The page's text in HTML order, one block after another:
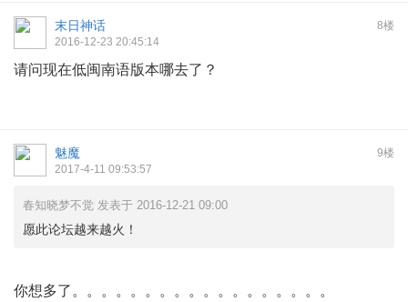
8楼
末日神话
2016-12-23 20:45:14
请问现在低闽南语版本哪去了？
9楼
魅魔
2017-4-11 09:53:57
春知晓梦不觉 发表于 2016-12-21 09:00
愿此论坛越来越火！
你想多了。。。。。。。。。。。。。。。。。。